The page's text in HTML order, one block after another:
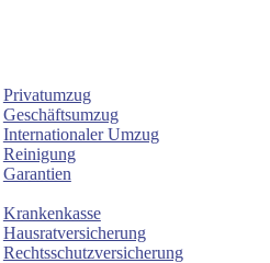
Privatumzug
Geschäftsumzug
Internationaler Umzug
Reinigung
Garantien
Krankenkasse
Hausratversicherung
Rechtsschutzversicherung